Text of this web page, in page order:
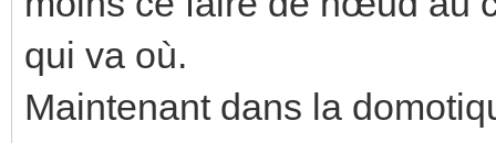
qui va où.
Maintenant dans la